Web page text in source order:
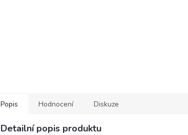
Popis Hodnocení Diskuze
Detailní popis produktu